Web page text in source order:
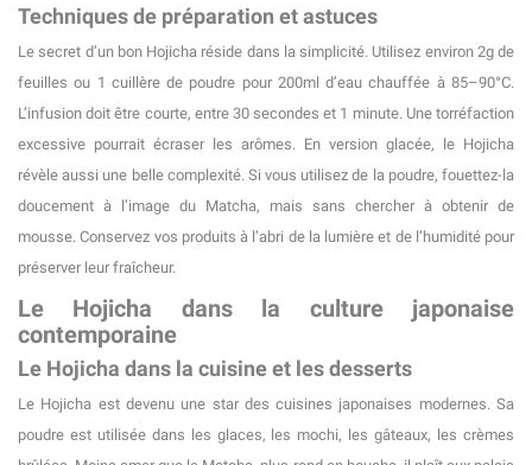
Techniques de préparation et astuces
Le secret d’un bon Hojicha réside dans la simplicité. Utilisez environ 2g de
feuilles ou 1 cuillère de poudre pour 200ml d’eau chauffée à 85–90°C.
L’infusion doit être courte, entre 30 secondes et 1 minute. Une torréfaction
excessive pourrait écraser les arômes. En version glacée, le Hojicha
révèle aussi une belle complexité. Si vous utilisez de la poudre, fouettez-la
doucement à l’image du Matcha, mais sans chercher à obtenir de
mousse. Conservez vos produits à l’abri de la lumière et de l’humidité pour
préserver leur fraîcheur.
Le Hojicha dans la culture japonaise
contemporaine
Le Hojicha dans la cuisine et les desserts
Le Hojicha est devenu une star des cuisines japonaises modernes. Sa
poudre est utilisée dans les glaces, les mochi, les gâteaux, les crèmes